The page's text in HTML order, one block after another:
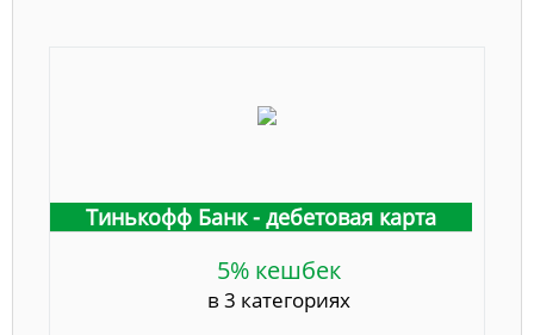
Тинькофф Банк - дебетовая карта
5% кешбек
в 3 категориях